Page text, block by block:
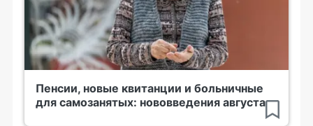
Пенсии, новые квитанции и больничные
для самозанятых: нововведения августа